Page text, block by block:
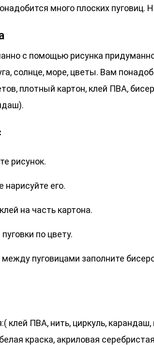
много плоских пуговиц.
с помощью рисунка
солнце, море, цветы. Вам
плотный картон, клей ПВА,
рисунок.
нарисуйте его.
на часть картона.
по цвету.
пуговицами заполните
клей ПВА, нить, циркуль, карандаш,
краска, акриловая